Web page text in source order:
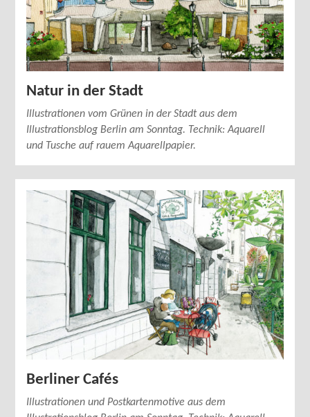
Natur in der Stadt
Illustrationen vom Grünen in der Stadt aus dem
Illustrationsblog Berlin am Sonntag. Technik: Aquarell
und Tusche auf rauem Aquarellpapier.
Berliner Cafés
Illustrationen und Postkartenmotive aus dem